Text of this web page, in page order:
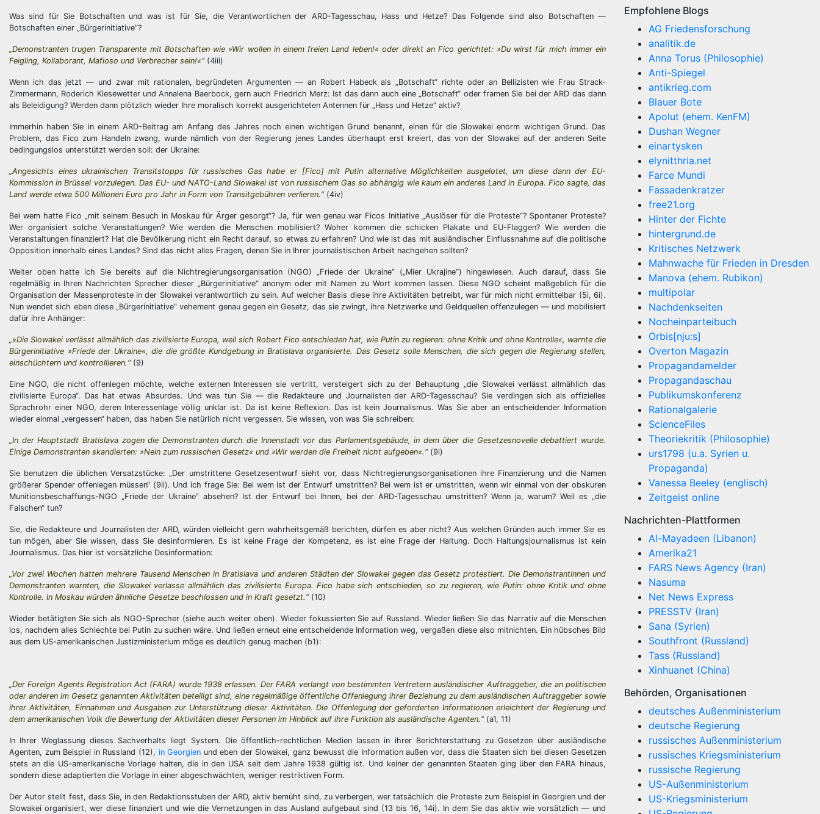
Was sind für Sie Botschaften und was ist für Sie, die Verantwortlichen der ARD-Tagesschau, Hass und Hetze? Das Folgende sind also Botschaften —
Botschaften einer „Bürgerinitiative“?
„Demonstranten trugen Transparente mit Botschaften wie »Wir wollen in einem freien Land leben!« oder direkt an Fico gerichtet: »Du wirst für mich immer ein
Feigling, Kollaborant, Mafioso und Verbrecher sein!«“(4iii)
Wenn ich das jetzt — und zwar mit rationalen, begründeten Argumenten — an Robert Habeck als „Botschaft“ richte oder an Bellizisten wie Frau Strack-
Zimmermann, Roderich Kiesewetter und Annalena Baerbock, gern auch Friedrich Merz: Ist das dann auch eine „Botschaft“ oder framen Sie bei der ARD das dann
als Beleidigung? Werden dann plötzlich wieder Ihre moralisch korrekt ausgerichteten Antennen für „Hass und Hetze“ aktiv?
Immerhin haben Sie in einem ARD-Beitrag am Anfang des Jahres noch einen wichtigen Grund benannt, einen für die Slowakei enorm wichtigen Grund. Das
Problem, das Fico zum Handeln zwang, wurde nämlich von der Regierung jenes Landes überhaupt erst kreiert, das von der Slowakei auf der anderen Seite
bedingungslos unterstützt werden soll: der Ukraine:
„Angesichts eines ukrainischen Transitstopps für russisches Gas habe er [Fico] mit Putin alternative Möglichkeiten ausgelotet, um diese dann der EU-
Kommission in Brüssel vorzulegen. Das EU- und NATO-Land Slowakei ist von russischem Gas so abhängig wie kaum ein anderes Land in Europa. Fico sagte, das
Land werde etwa 500 Millionen Euro pro Jahr in Form von Transitgebühren verlieren.“(4iv)
Bei wem hatte Fico „mit seinem Besuch in Moskau für Ärger gesorgt“? Ja, für wen genau war Ficos Initiative „Auslöser für die Proteste“? Spontaner Proteste?
Wer organisiert solche Veranstaltungen? Wie werden die Menschen mobilisiert? Woher kommen die schicken Plakate und EU-Flaggen? Wie werden die
Veranstaltungen finanziert? Hat die Bevölkerung nicht ein Recht darauf, so etwas zu erfahren? Und wie ist das mit ausländischer Einflussnahme auf die politische
Opposition innerhalb eines Landes? Sind das nicht alles Fragen, denen Sie in Ihrer journalistischen Arbeit nachgehen sollten?
Weiter oben hatte ich Sie bereits auf die Nichtregierungsorganisation (NGO) „Friede der Ukraine“ („Mier Ukrajine“) hingewiesen. Auch darauf, dass Sie
regelmäßig in Ihren Nachrichten Sprecher dieser „Bürgerinitiative“ anonym oder mit Namen zu Wort kommen lassen. Diese NGO scheint maßgeblich für die
Organisation der Massenproteste in der Slowakei verantwortlich zu sein. Auf welcher Basis diese ihre Aktivitäten betreibt, war für mich nicht ermittelbar (5i, 6i).
Nun wendet sich eben diese „Bürgerinitiative“ vehement genau gegen ein Gesetz, das sie zwingt, ihre Netzwerke und Geldquellen offenzulegen — und mobilisiert
dafür ihre Anhänger:
„»Die Slowakei verlässt allmählich das zivilisierte Europa, weil sich Robert Fico entschieden hat, wie Putin zu regieren: ohne Kritik und ohne Kontrolle«, warnte die
Bürgerinitiative »Friede der Ukraine«, die die größte Kundgebung in Bratislava organisierte. Das Gesetz solle Menschen, die sich gegen die Regierung stellen,
einschüchtern und kontrollieren.“(9)
Eine NGO, die nicht offenlegen möchte, welche externen Interessen sie vertritt, versteigert sich zu der Behauptung „die Slowakei verlässt allmählich das
zivilisierte Europa“. Das hat etwas Absurdes. Und was tun Sie — die Redakteure und Journalisten der ARD-Tagesschau? Sie verdingen sich als offizielles
Sprachrohr einer NGO, deren Interessenlage völlig unklar ist. Da ist keine Reflexion. Das ist kein Journalismus. Was Sie aber an entscheidender Information
wieder einmal „vergessen“ haben, das haben Sie natürlich nicht vergessen. Sie wissen, von was Sie schreiben:
„In der Hauptstadt Bratislava zogen die Demonstranten durch die Innenstadt vor das Parlamentsgebäude, in dem über die Gesetzesnovelle debattiert wurde.
Einige Demonstranten skandierten: »Nein zum russischen Gesetz« und »Wir werden die Freiheit nicht aufgeben«.“(9i)
Sie benutzen die üblichen Versatzstücke: „Der umstrittene Gesetzesentwurf sieht vor, dass Nichtregierungsorganisationen ihre Finanzierung und die Namen
größerer Spender offenlegen müssen“ (9ii). Und ich frage Sie: Bei wem ist der Entwurf umstritten? Bei wem ist er umstritten, wenn wir einmal von der obskuren
Munitionsbeschaffungs-NGO „Friede der Ukraine“ absehen? Ist der Entwurf bei Ihnen, bei der ARD-Tagesschau umstritten? Wenn ja, warum? Weil es „die
Falschen“ tun?
Sie, die Redakteure und Journalisten der ARD, würden vielleicht gern wahrheitsgemäß berichten, dürfen es aber nicht? Aus welchen Gründen auch immer Sie es
tun mögen, aber Sie wissen, dass Sie desinformieren. Es ist keine Frage der Kompetenz, es ist eine Frage der Haltung. Doch Haltungsjournalismus ist kein
Journalismus. Das hier ist vorsätzliche Desinformation:
„Vor zwei Wochen hatten mehrere Tausend Menschen in Bratislava und anderen Städten der Slowakei gegen das Gesetz protestiert. Die Demonstrantinnen und
Demonstranten warnten, die Slowakei verlasse allmählich das zivilisierte Europa. Fico habe sich entschieden, so zu regieren, wie Putin: ohne Kritik und ohne
Kontrolle. In Moskau würden ähnliche Gesetze beschlossen und in Kraft gesetzt.“(10)
Wieder betätigten Sie sich als NGO-Sprecher (siehe auch weiter oben). Wieder fokussierten Sie auf Russland. Wieder ließen Sie das Narrativ auf die Menschen
los, nachdem alles Schlechte bei Putin zu suchen wäre. Und ließen erneut eine entscheidende Information weg, vergaßen diese also mitnichten. Ein hübsches Bild
aus dem US-amerikanischen Justizministerium möge es deutlich genug machen (b1):
„Der Foreign Agents Registration Act (FARA) wurde 1938 erlassen. Der FARA verlangt von bestimmten Vertretern ausländischer Auftraggeber, die an politischen
oder anderen im Gesetz genannten Aktivitäten beteiligt sind, eine regelmäßige öffentliche Offenlegung ihrer Beziehung zu dem ausländischen Auftraggeber sowie
ihrer Aktivitäten, Einnahmen und Ausgaben zur Unterstützung dieser Aktivitäten. Die Offenlegung der geforderten Informationen erleichtert der Regierung und
dem amerikanischen Volk die Bewertung der Aktivitäten dieser Personen im Hinblick auf ihre Funktion als ausländische Agenten.“(a1, 11)
In Ihrer Weglassung dieses Sachverhalts liegt System. Die öffentlich-rechtlichen Medien lassen in ihrer Berichterstattung zu Gesetzen über ausländische
Agenten, zum Beispiel in Russland (12), in Georgien und eben der Slowakei, ganz bewusst die Information außen vor, dass die Staaten sich bei diesen Gesetzen
stets an die US-amerikanische Vorlage halten, die in den USA seit dem Jahre 1938 gültig ist. Und keiner der genannten Staaten ging über den FARA hinaus,
sondern diese adaptierten die Vorlage in einer abgeschwächten, weniger restriktiven Form.
Der Autor stellt fest, dass Sie, in den Redaktionsstuben der ARD, aktiv bemüht sind, zu verbergen, wer tatsächlich die Proteste zum Beispiel in Georgien und der
Slowakei organisiert, wer diese finanziert und wie die Vernetzungen in das Ausland aufgebaut sind (13 bis 16, 14i). In dem Sie das aktiv wie vorsätzlich — und
Empfohlene Blogs
AG Friedensforschung
analitik.de
Anna Torus (Philosophie)
Anti-Spiegel
antikrieg.com
Blauer Bote
Apolut (ehem. KenFM)
Dushan Wegner
einartysken
elynitthria.net
Farce Mundi
Fassadenkratzer
free21.org
Hinter der Fichte
hintergrund.de
Kritisches Netzwerk
Mahnwache für Frieden in Dresden
Manova (ehem. Rubikon)
multipolar
Nachdenkseiten
Nocheinparteibuch
Orbis[nju:s]
Overton Magazin
Propagandamelder
Propagandaschau
Publikumskonferenz
Rationalgalerie
ScienceFiles
Theoriekritik (Philosophie)
urs1798 (u.a. Syrien u.
Propaganda)
Vanessa Beeley (englisch)
Zeitgeist online
Nachrichten-Plattformen
Al-Mayadeen (Libanon)
Amerika21
FARS News Agency (Iran)
Nasuma
Net News Express
PRESSTV (Iran)
Sana (Syrien)
Southfront (Russland)
Tass (Russland)
Xinhuanet (China)
Behörden, Organisationen
deutsches Außenministerium
deutsche Regierung
russisches Außenministerium
russisches Kriegsministerium
russische Regierung
US-Außenministerium
US-Kriegsministerium